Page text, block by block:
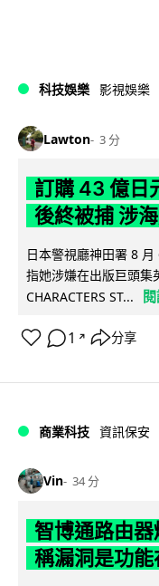
科技娛樂 影視娛樂
Lawton 3 分
訂購 43 億日
後終被捕 涉
日本警視廳神田署 8
指她涉嫌在出版巨頭集
CHARACTERS ST...
1 ↗ 分享
商業科技 資訊保安
Vin 34 分
智博通路由
稱漏洞是功能